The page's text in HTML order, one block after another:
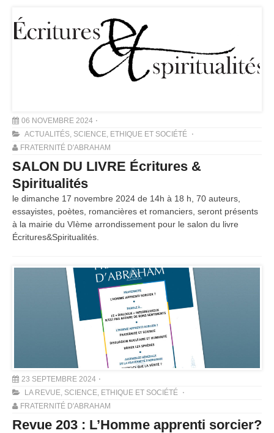
06 NOVEMBRE 2024
ACTUALITÉS, SCIENCE, ETHIQUE ET SOCIÉTÉ
FRATERNITÉ D'ABRAHAM
SALON DU LIVRE Écritures &
Spiritualités
le dimanche 17 novembre 2024 de 14h à 18 h, 70 auteurs,
essayistes, poètes, romancières et romanciers, seront présents
à la mairie du VIème arrondissement pour le salon du livre
Écritures&Spiritualités.
23 SEPTEMBRE 2024
LA REVUE, SCIENCE, ETHIQUE ET SOCIÉTÉ
FRATERNITÉ D'ABRAHAM
Revue 203 : L’Homme apprenti sorcier?